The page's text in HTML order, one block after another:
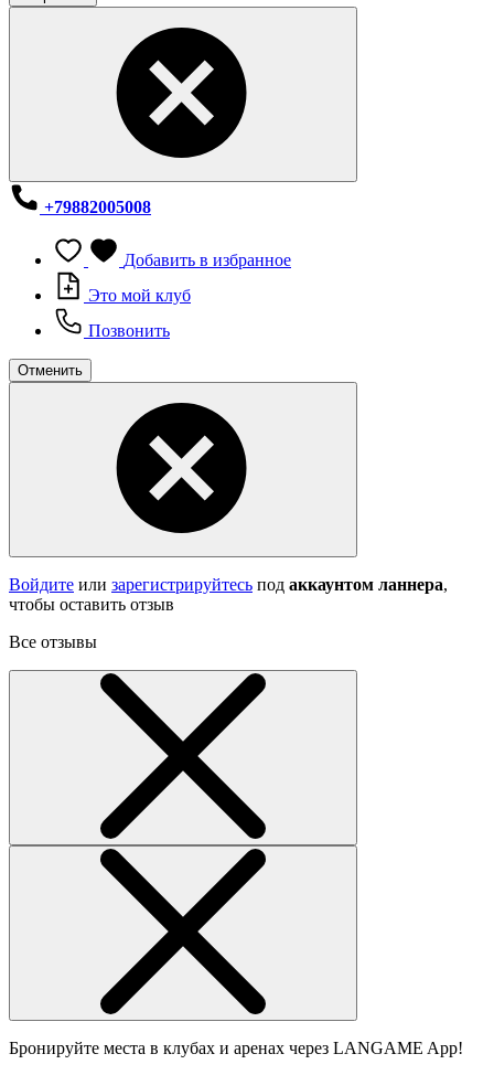
+79882005008
Добавить в избранное
Это мой клуб
Позвонить
Отменить
Войдите или зарегистрируйтесь под аккаунтом ланнера,
чтобы оставить отзыв
Все отзывы
Бронируйте места в клубах и аренах через LANGAME App!